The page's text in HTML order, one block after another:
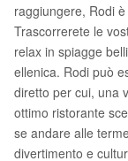
raggiungere, Rodi
Trascorrerete le
relax in spiagge
ellenica. Rodi può
diretto per cui, una
ottimo ristorante
se andare alle
divertimento e